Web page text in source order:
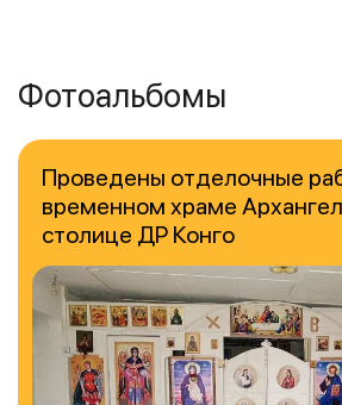
Фотоальбомы
Проведены отделочные
временном храме
столице ДР Конго